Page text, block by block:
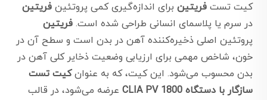
کیت تست فریتین برای اندازه‌گیری کمی پروتئین فریتین
در سرم یا پلاسمای انسانی طراحی شده است. فریتین
پروتئین اصلی ذخیره‌کننده آهن در بدن است و سطح آن در
خون، شاخص مهمی برای ارزیابی وضعیت ذخایر کلی آهن در
بدن محسوب می‌شود. این کیت، که به عنوانکیت تست
سازگار با دستگاه CLIA PV 1800
عرضه می‌شود، در قالب